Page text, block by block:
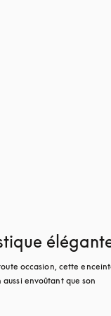
occasion, cette
envoûtant que son